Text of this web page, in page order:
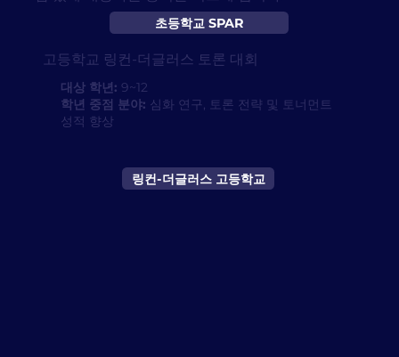
초등학교 SPAR
고등학교 링컨-더글러스 토론 대회
대상 학년: 9~12
학년 중점 분야: 심화 연구, 토론 전략 및 토너먼트
성적 향상
링컨-더글러스 고등학교